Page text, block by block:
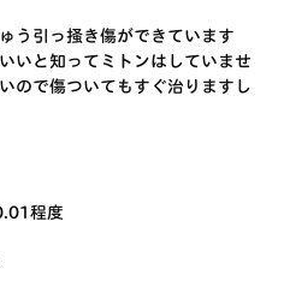
う引っ掻き傷ができています
いと知ってミトンはしていませ
ので傷ついてもすぐ治りますし
程度